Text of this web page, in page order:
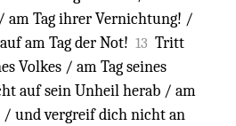
am Tag ihrer Vernichtung! /
am Tag der Not! 13 Tritt
Volkes / am Tag seines
auf sein Unheil herab / am
/ und vergreif dich nicht an